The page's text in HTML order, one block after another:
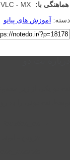
هماهنگی با:
VLC - MX
دسته: آموزش های پیانو